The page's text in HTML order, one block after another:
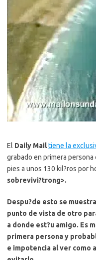
El Daily Mailtiene la
grabado en primera
pies a unos 130 kil?ros por
sobrevivi?trong>.
Despu?de esto se
punto de vista de otro
a donde est?u amigo. Es
primera persona y
e impotencia al ver como